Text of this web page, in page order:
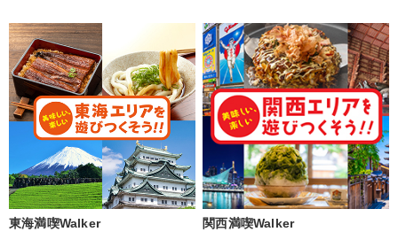
東海満喫Walker 関西満喫Walker